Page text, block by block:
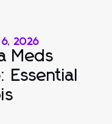
6, 2026
Meds